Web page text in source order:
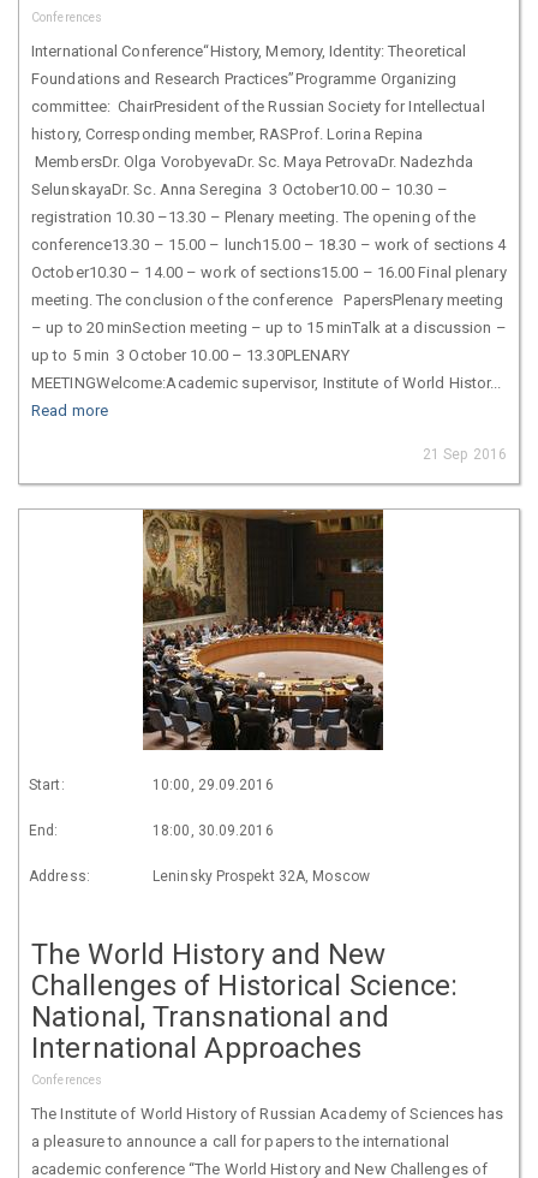
Conferences
International Conference“History, Memory, Identity: Theoretical
Foundations and Research Practices”Programme Organizing
committee: ChairPresident of the Russian Society for Intellectual
history, Corresponding member, RASProf. Lorina Repina
MembersDr. Olga VorobyevaDr. Sc. Maya PetrovaDr. Nadezhda
SelunskayaDr. Sc. Anna Seregina 3 October10.00 – 10.30 –
registration 10.30 –13.30 – Plenary meeting. The opening of the
conference13.30 – 15.00 – lunch15.00 – 18.30 – work of sections 4
October10.30 – 14.00 – work of sections15.00 – 16.00 Final plenary
meeting. The conclusion of the conference PapersPlenary meeting
– up to 20 minSection meeting – up to 15 minTalk at a discussion –
up to 5 min 3 October 10.00 – 13.30PLENARY
MEETINGWelcome:Academic supervisor, Institute of World Histor...
Read more
21 Sep 2016
Start: 10:00, 29.09.2016
End: 18:00, 30.09.2016
Address: Leninsky Prospekt 32A, Moscow
The World History and New
Challenges of Historical Science:
National, Transnational and
International Approaches
Conferences
The Institute of World History of Russian Academy of Sciences has
a pleasure to announce a call for papers to the international
academic conference “The World History and New Challenges of